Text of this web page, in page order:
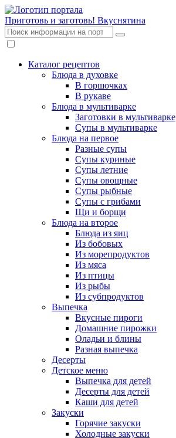
Приготовь и заготовь! Вкуснятина
Каталог рецептов
Блюда в духовке
В горшочках
В рукаве
Блюда в мультиварке
Заготовки в мультиварке
Супы в мультиварке
Блюда на первое
Разные супы
Супы куриные
Супы летние
Супы овощные
Супы рыбные
Супы с грибами
Щи и борщи
Блюда на второе
Блюда из яиц
Из бобовых
Из морепродуктов
Из мяса
Из птицы
Из рыбы
Из субпродуктов
Выпечка
Вкусные пироги
Домашние пирожки
Оладьи и блины
Разная выпечка
Десерты
Детское меню
Выпечка для детей
Десерты для детей
Каши для детей
Закуски
Горячие закуски
Холодные закуски